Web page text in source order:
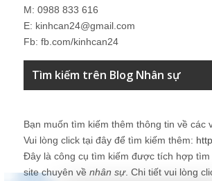
M: 0988 833 616
E: kinhcan24@gmail.com
Fb: fb.com/kinhcan24
Tìm kiếm trên Blog Nhân sự
Bạn muốn tìm kiếm thêm thông tin về các
Vui lòng click tại đây để tìm kiếm thêm:
Đây là công cụ tìm kiếm được tích hợp tìm
site chuyên về nhân sự. Chi tiết vui lòng